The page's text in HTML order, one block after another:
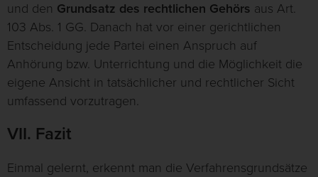
und den Grundsatz des rechtlichen Gehörs aus Art.
103 Abs. 1 GG. Danach hat vor einer gerichtlichen
Entscheidung jede Partei einen Anspruch auf
Anhörung bzw. Unterrichtung und die Möglichkeit die
eigene Ansicht in tatsächlicher und rechtlicher Sicht
umfassend vorzutragen.
VII. Fazit
Einmal gelernt, erkennt man die Verfahrensgrundsätze